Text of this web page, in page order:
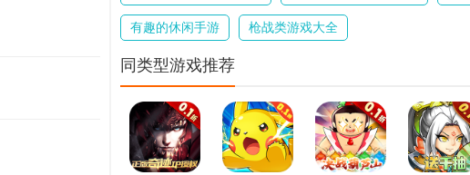
有趣的休闲手游 枪战类游戏大全
同类型游戏推荐